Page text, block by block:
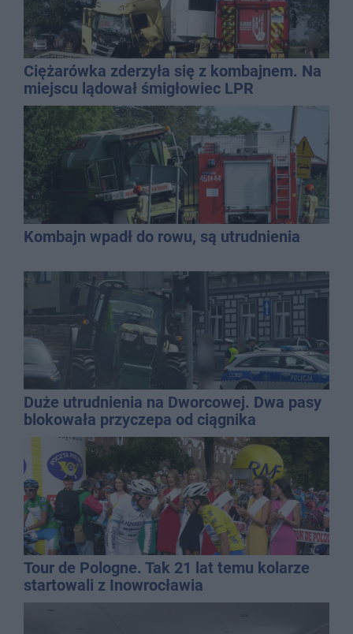
Ciężarówka zderzyła się z kombajnem. Na
miejscu lądował śmigłowiec LPR
Kombajn wpadł do rowu, są utrudnienia
Duże utrudnienia na Dworcowej. Dwa pasy
blokowała przyczepa od ciągnika
Tour de Pologne. Tak 21 lat temu kolarze
startowali z Inowrocławia